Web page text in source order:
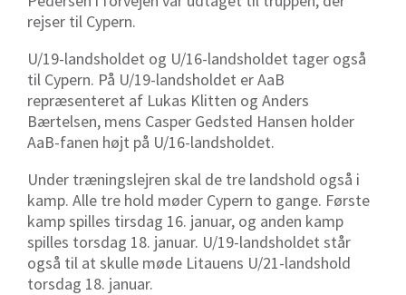
rejser til Cypern.
U/19-landsholdet og U/16-landsholdet tager også
til Cypern. På U/19-landsholdet er AaB
repræsenteret af Lukas Klitten og Anders
Bærtelsen, mens Casper Gedsted Hansen holder
AaB-fanen højt på U/16-landsholdet.
Under træningslejren skal de tre landshold også i
kamp. Alle tre hold møder Cypern to gange. Første
kamp spilles tirsdag 16. januar, og anden kamp
spilles torsdag 18. januar. U/19-landsholdet står
også til at skulle møde Litauens U/21-landshold
torsdag 18. januar.